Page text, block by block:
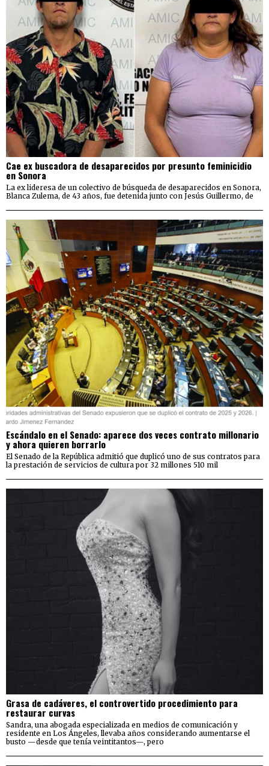
Cae ex buscadora de desaparecidos por presunto feminicidio
en Sonora
La ex lideresa de un colectivo de búsqueda de desaparecidos en Sonora,
Blanca Zulema, de 43 años, fue detenida junto con Jesús Guillermo, de
Escándalo en el Senado: aparece dos veces contrato millonario
y ahora quieren borrarlo
El Senado de la República admitió que duplicó uno de sus contratos para
la prestación de servicios de cultura por 32 millones 510 mil
Grasa de cadáveres, el controvertido procedimiento para
restaurar curvas
Sandra, una abogada especializada en medios de comunicación y
residente en Los Ángeles, llevaba años considerando aumentarse el
busto —desde que tenía veintitantos—, pero